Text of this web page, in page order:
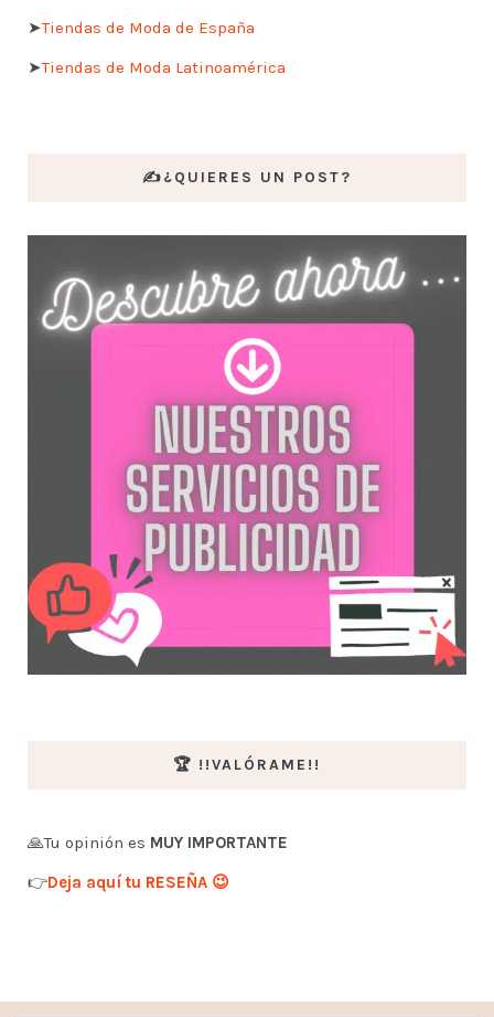
➤Tiendas de Moda de España
➤Tiendas de Moda Latinoamérica
✍️¿QUIERES UN POST?
🏆 !!VALÓRAME!!
🙏Tu opinión es MUY IMPORTANTE
👉Deja aquí tu RESEÑA 😉